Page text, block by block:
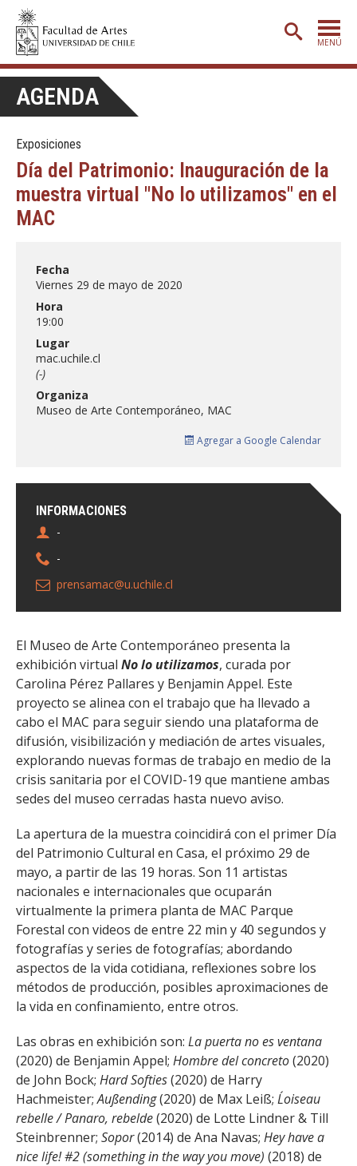
MENÚ
CARRERAS
Estudiantes
Egresadas/os
AGENDA
Exposiciones
Día del Patrimonio: Inauguración de la
muestra virtual "No lo utilizamos" en el
MAC
INFORMACIONES
-
-
prensamac@u.uchile.cl
Fecha
Viernes 29 de mayo de 2020
Hora
19:00
Lugar
mac.uchile.cl
(-)
Organiza
Museo de Arte Contemporáneo, MAC
Agregar a Google Calendar
El Museo de Arte Contemporáneo presenta la
exhibición virtual No lo utilizamos, curada por
Carolina Pérez Pallares y Benjamin Appel. Este
proyecto se alinea con el trabajo que ha llevado a
cabo el MAC para seguir siendo una plataforma de
difusión, visibilización y mediación de artes visuales,
explorando nuevas formas de trabajo en medio de la
crisis sanitaria por el COVID-19 que mantiene ambas
sedes del museo cerradas hasta nuevo aviso.
La apertura de la muestra coincidirá con el primer Día
del Patrimonio Cultural en Casa, el próximo 29 de
mayo, a partir de las 19 horas. Son 11 artistas
nacionales e internacionales que ocuparán
virtualmente la primera planta de MAC Parque
Forestal con videos de entre 22 min y 40 segundos y
fotografías y series de fotografías; abordando
aspectos de la vida cotidiana, reflexiones sobre los
métodos de producción, posibles aproximaciones de
la vida en confinamiento, entre otros.
Las obras en exhibición son: La puerta no es ventana
(2020) de Benjamin Appel; Hombre del concreto(2020)
de John Bock; Hard Softies(2020) de Harry
Hachmeister;Außending(2020) de Max Leiß; L´oiseau
rebelle / Panaro, rebelde(2020) de Lotte Lindner & Till
Steinbrenner; Sopor(2014) de Ana Navas; Hey have a
nice life! #2(something in the way you move) (2018) de